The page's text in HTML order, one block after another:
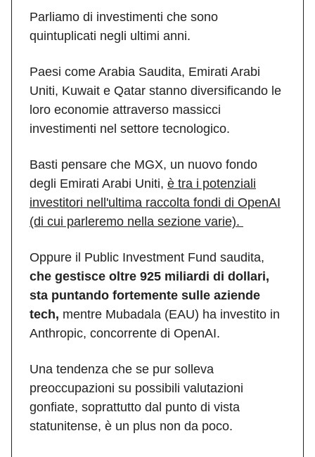
Parliamo di investimenti che sono
quintuplicati negli ultimi anni.
Paesi come Arabia Saudita, Emirati Arabi
Uniti, Kuwait e Qatar stanno diversificando le
loro economie attraverso massicci
investimenti nel settore tecnologico.
Basti pensare che MGX, un nuovo fondo
degli Emirati Arabi Uniti, è tra i potenziali
investitori nell'ultima raccolta fondi di OpenAI
(di cui parleremo nella sezione varie).
Oppure il Public Investment Fund saudita,
che gestisce oltre 925 miliardi di dollari,
sta puntando fortemente sulle aziende
tech, mentre Mubadala (EAU) ha investito in
Anthropic, concorrente di OpenAI.
Una tendenza che se pur solleva
preoccupazioni su possibili valutazioni
gonfiate, soprattutto dal punto di vista
statunitense, è un plus non da poco.